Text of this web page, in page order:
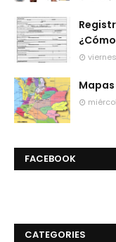
FACEBOOK
CATEGORIES